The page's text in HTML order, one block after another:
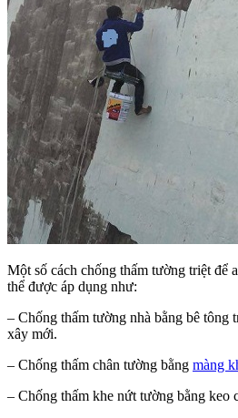
Một số cách chống thấm tường triệt để
thể được áp dụng như:
– Chống thấm tường nhà bằng bê tông
xây mới.
– Chống thấm chân tường bằng màng
– Chống thấm khe nứt tường bằng keo